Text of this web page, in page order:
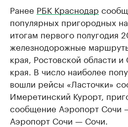
Ранее РБК Краснодар
популярных пригородных
итогам первого полугодия
железнодорожные
края, Ростовской области и
края. В число наиболее
вошли рейсы «Ласточки»
Имеретинский Курорт,
сообщение Аэропорт Сочи
Аэропорт Сочи — Сочи.